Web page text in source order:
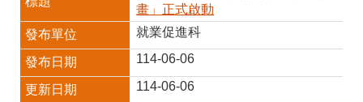
畫」正式啟動
就業促進科
114-06-06
114-06-06